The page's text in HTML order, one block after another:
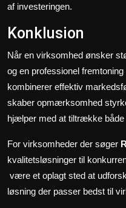
af investeringen.
Konklusion
Når en virksomhed ønsker
og en professionel fremtoning
kombinerer effektiv
skaber opmærksomhed
hjælper med at tiltrække både
For virksomheder der søger
kvalitetsløsninger til
være et oplagt sted at
løsning der passer bedst til